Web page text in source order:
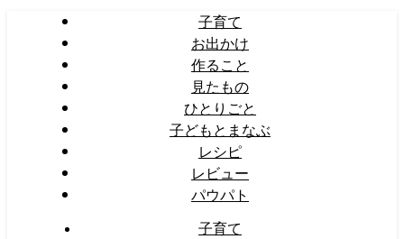
子育て
お出かけ
作ること
見たもの
ひとりごと
子どもとまなぶ
レシピ
レビュー
パウパト
子育て